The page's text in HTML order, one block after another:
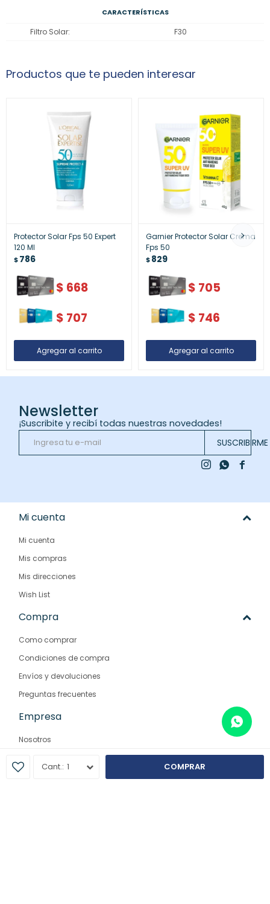
1 COMPRAR
CARACTERÍSTICAS
Filtro Solar F30
Productos que te pueden interesar
Protector Solar Fps 50 Expert
120 Ml
$786
$ 668
$ 707
Garnier Protector Solar Crema
Fps 50
$829
$ 705
$ 746
Newsletter
¡Suscribite y recibí todas nuestras novedades!
SUSCRIBIRME

 
Mi cuenta
Mi cuenta
Mis compras
Mis direcciones
Wish List
Compra
Como comprar
Condiciones de compra
Envíos y devoluciones
Preguntas frecuentes
Empresa
Nosotros